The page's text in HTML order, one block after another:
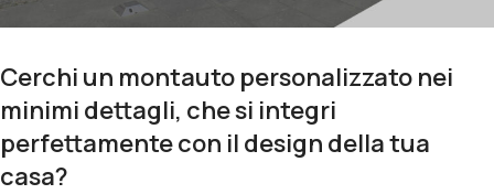
Cerchi un montauto personalizzato nei
minimi dettagli, che si integri
perfettamente con il design della tua
casa?